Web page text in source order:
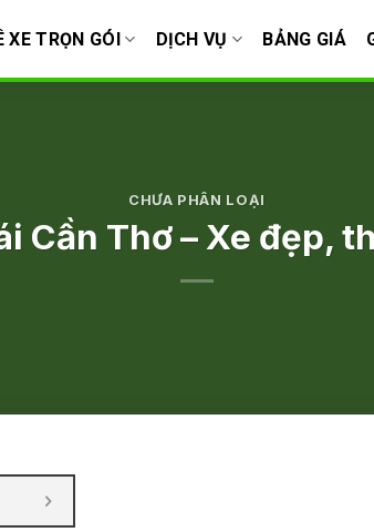
XE TRỌN GÓI DỊCH VỤ BẢNG GIÁ
CHƯA PHÂN LOẠI
Cần Thơ – Xe đẹp,